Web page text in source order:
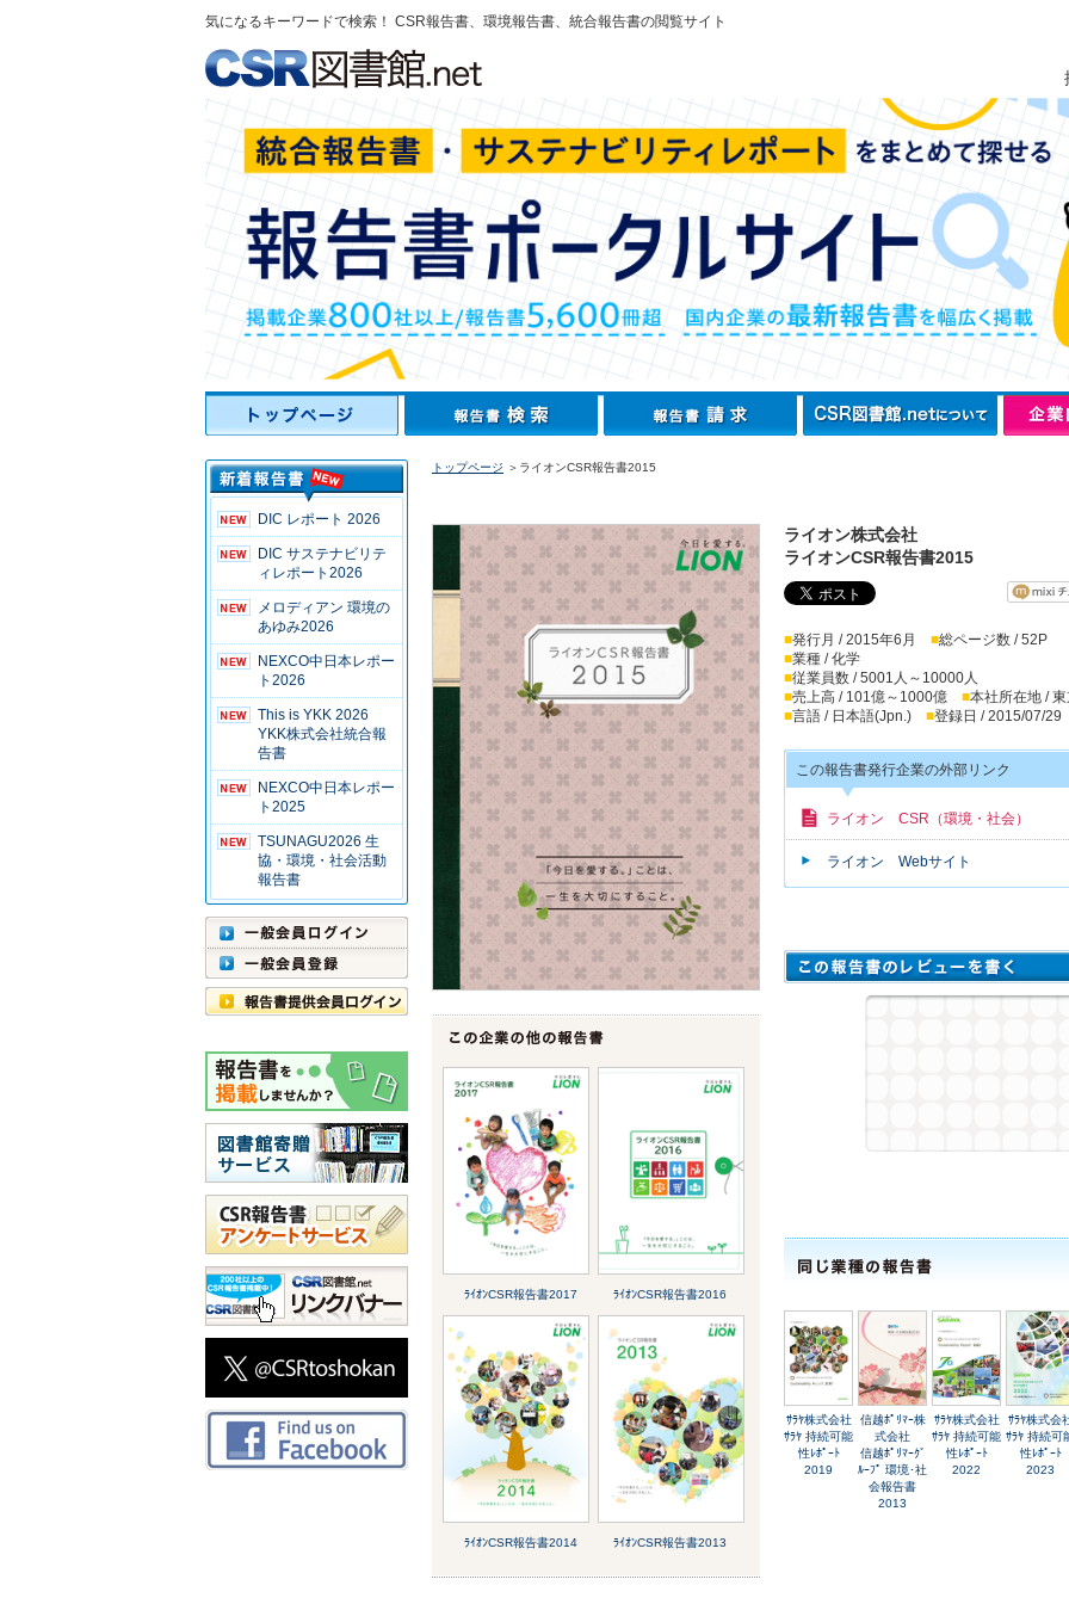
気になるキーワードで検索！ CSR報告書、環境報告書、統合報告書の閲覧サイト
DIC レポート 2026
DIC サステナビリテ
ィレポート2026
メロディアン 環境の
あゆみ2026
NEXCO中日本レポー
ト2026
This is YKK 2026
YKK株式会社統合報
告書
NEXCO中日本レポー
ト2025
TSUNAGU2026 生
協・環境・社会活動
報告書
トップページ ＞ライオンCSR報告書2015
ﾗｲｵﾝCSR報告書2017 ﾗｲｵﾝCSR報告書2016
ﾗｲｵﾝCSR報告書2014 ﾗｲｵﾝCSR報告書2013
ライオン株式会社
ライオンCSR報告書2015
■発行月 / 2015年6月 ■総ページ数 / 52P
■業種 / 化学
■従業員数 / 5001人～10000人
■売上高 / 101億～1000億 ■本社所在地 /
■言語 / 日本語(Jpn.) ■登録日 / 2015/07/29
この報告書発行企業の外部リンク
ライオン CSR（環境・社会）
ライオン Webサイト
ｻﾗﾔ株式会社
ｻﾗﾔ 持続可能
性ﾚﾎﾟｰﾄ
2019
信越ﾎﾟﾘﾏｰ株
式会社
信越ﾎﾟﾘﾏｰｸﾞ
ﾙｰﾌﾟ 環境･社
会報告書
2013
ｻﾗﾔ株式会社
ｻﾗﾔ 持続可能
性ﾚﾎﾟｰﾄ
2022
ｻﾗﾔ株式会
ｻﾗﾔ 持続可
性ﾚﾎﾟｰﾄ
2023